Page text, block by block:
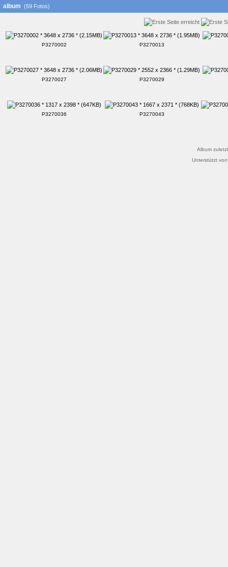
album (59 Fotos)
P3270002 P3270013
P3270027 P3270029
P3270036 P3270043
Album
Unterstützt